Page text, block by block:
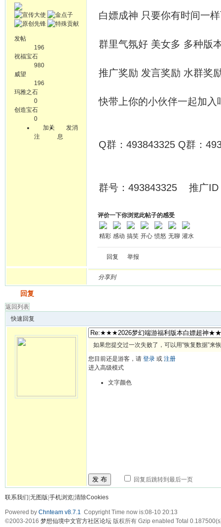
发帖
196
祝福宝石
980
威望
196
玛雅之石
0
创造宝石
0
加关
注
发消
息
白嫖成神 只要你有时间一
群里气氛好 美女多 多种版
推广奖励 发言奖励 水群奖
快带上你的小伙伴一起加入
Q群：493843325 Q群：
群号：493843325 推广
评价一下你浏览此帖子的感受
精彩 感动 搞笑 开心 愤怒 无聊 灌水
回复 举报
分享到
回复
返回列表
快速回复
如果您提交过一次失败了，可以用”恢复数据”来
您目前还是游客，请 登录 或 注册
进入高级模式
文字颜色
发 布 回复后跳转到最后一页
联系我们 无图版 手机浏览 清除Cookies
Powered by Chnteam v8.7.1 Copyright Time now is:08-10 20:13
©2003-2016 梦想仙境中文官方社区论坛 版权所有 Gzip enabled Total